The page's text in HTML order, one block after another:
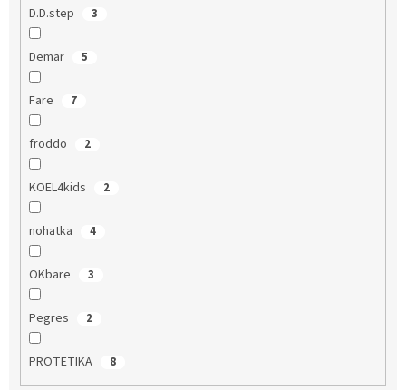
D.D.step 3
Demar 5
Fare 7
froddo 2
KOEL4kids 2
nohatka 4
OKbare 3
Pegres 2
PROTETIKA 8